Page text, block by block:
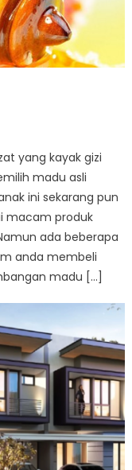
yang kayak gizi
madu asli
ini sekarang pun
macam produk
ada beberapa
anda membeli
madu […]